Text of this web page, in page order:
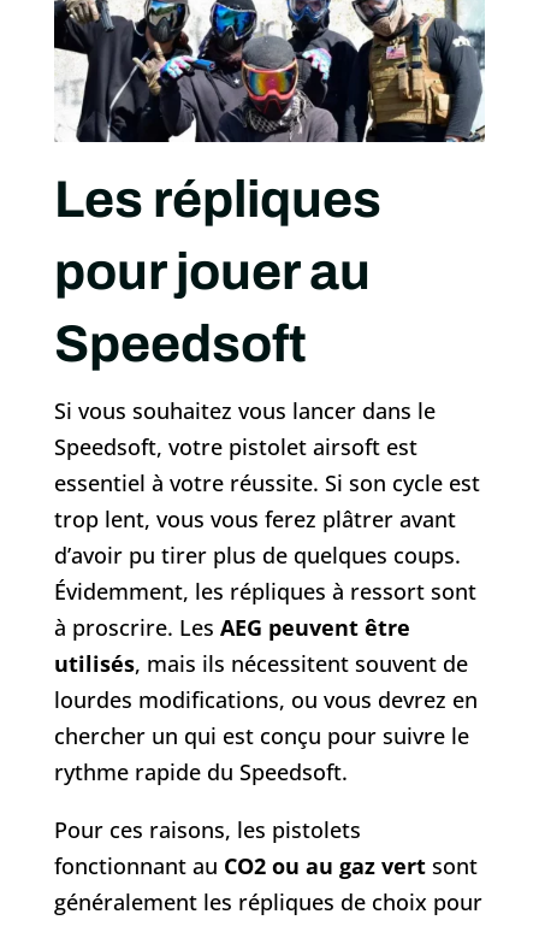
Les répliques
pour jouer au
Speedsoft
Si vous souhaitez vous lancer dans le
Speedsoft, votre pistolet airsoft est
essentiel à votre réussite. Si son cycle est
trop lent, vous vous ferez plâtrer avant
d’avoir pu tirer plus de quelques coups.
Évidemment, les répliques à ressort sont
à proscrire. Les AEG peuvent être
utilisés, mais ils nécessitent souvent de
lourdes modifications, ou vous devrez en
chercher un qui est conçu pour suivre le
rythme rapide du Speedsoft.
Pour ces raisons, les pistolets
fonctionnant au CO2 ou au gaz vertsont
généralement les répliques de choix pour